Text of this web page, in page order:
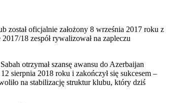
został oficjalnie założony 8 września 2017 roku z
18 zespół rywalizował na zapleczu
otrzymał szansę awansu do Azerbaijan
sierpnia 2018 roku i zakończył się sukcesem –
na stabilizację struktur klubu, który dziś